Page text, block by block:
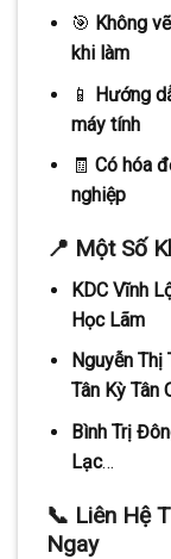
🎯 Không
khi làm
📱 Hướng
máy tính
🧾 Có hóa
nghiệp
📍 Một Số
KDC Vĩnh
Học Lãm
Nguyễn
Tân Kỳ Tân
Bình Trị
Lạc…
📞 Liên Hệ
Ngay